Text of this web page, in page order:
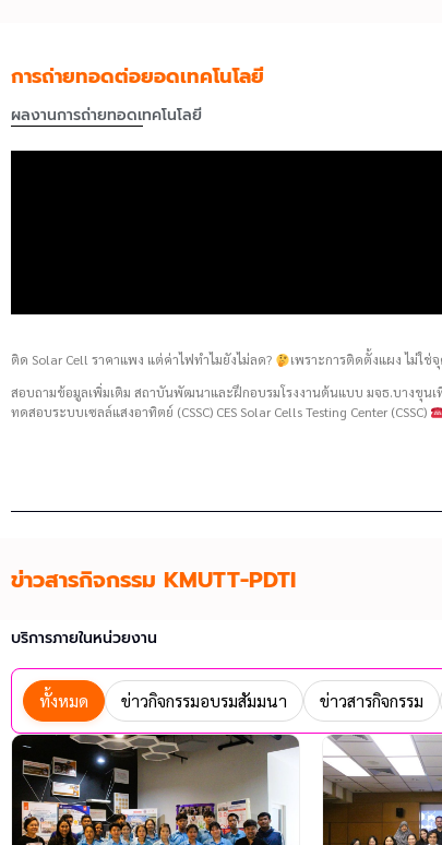
การถ่ายทอดต่อยอดเทคโนโลยี
ผลงานการถ่ายทอดเทคโนโลยี
ติด Solar Cell ราคาแพง แต่ค่าไฟทำไมยังไม่ลด?
เพราะการติดตั้งแผง ไม่ใช่
สอบถามข้อมูลเพิ่มเติม สถาบันพัฒนาและฝึกอบรมโรงงานต้นแบบ มจธ.บางขุน
ทดสอบระบบเซลล์แสงอาทิตย์ (CSSC) CES Solar Cells Testing Center (CSSC)
ข่าวสารกิจกรรม KMUTT-PDTI
บริการภายในหน่วยงาน
ทั้งหมด ข่าวกิจกรรมอบรมสัมมนา ข่าวสารกิจกรรม